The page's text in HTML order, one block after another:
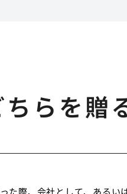
らを贈
た際、会社として、ある